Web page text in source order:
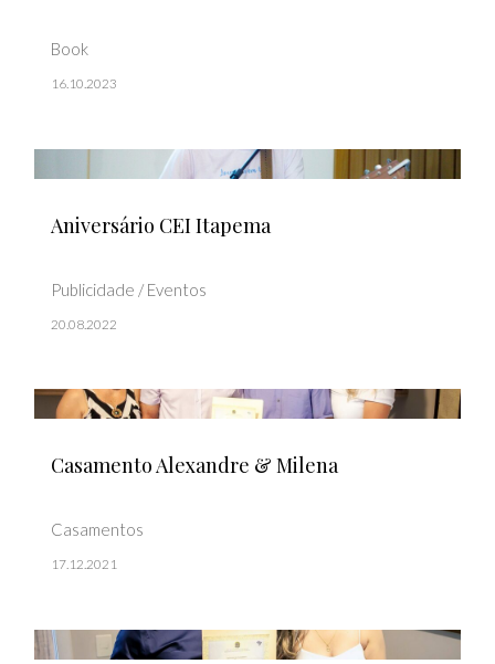
Book
16.10.2023
Aniversário CEI Itapema
Publicidade / Eventos
20.08.2022
Casamento Alexandre & Milena
Casamentos
17.12.2021